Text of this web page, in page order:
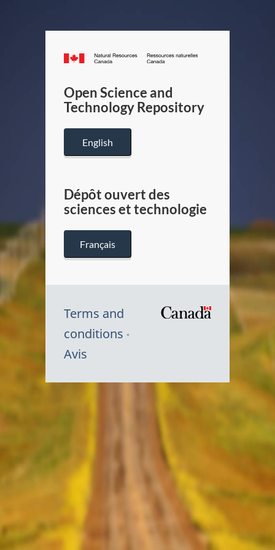
Canada.ca
/
Canada
Open Science and
Technology Repository
English
Dépôt ouvert des
sciences et technologie
Français
Terms and
conditions
Avis
Symbole
Canada